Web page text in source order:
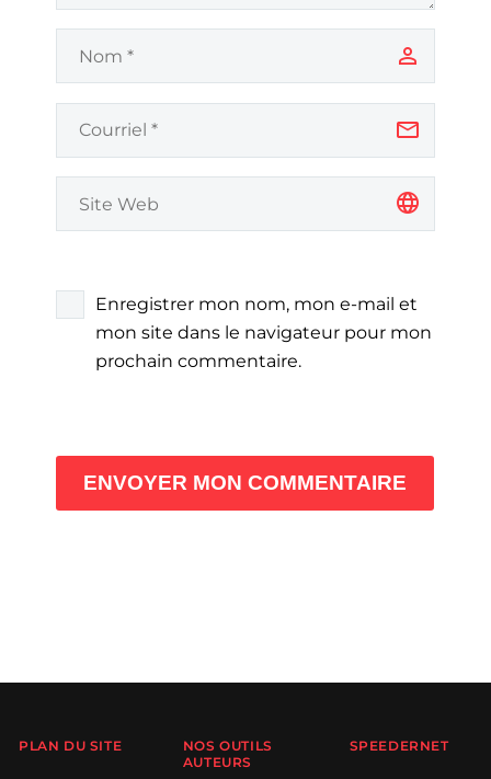
Enregistrer mon nom, mon e-mail et
mon site dans le navigateur pour mon
prochain commentaire.
ENVOYER MON COMMENTAIRE
PLAN DU SITE
NOS OUTILS
AUTEURS
SPEEDERNET